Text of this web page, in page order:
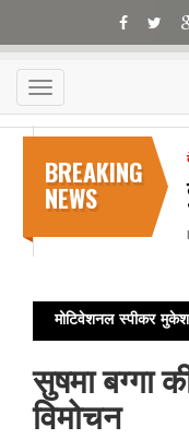
main
content
Toggle
navigation
BREAKING
NEWS
मोटिवेशनल स्पीकर मुकेश
सुषमा बग्गा
विमोचन